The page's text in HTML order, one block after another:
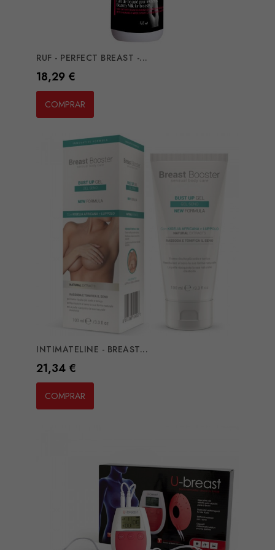
RUF - PERFECT BREAST -...
Preço
18,29 €
COMPRAR
INTIMATELINE - BREAST...
Preço
21,34 €
COMPRAR